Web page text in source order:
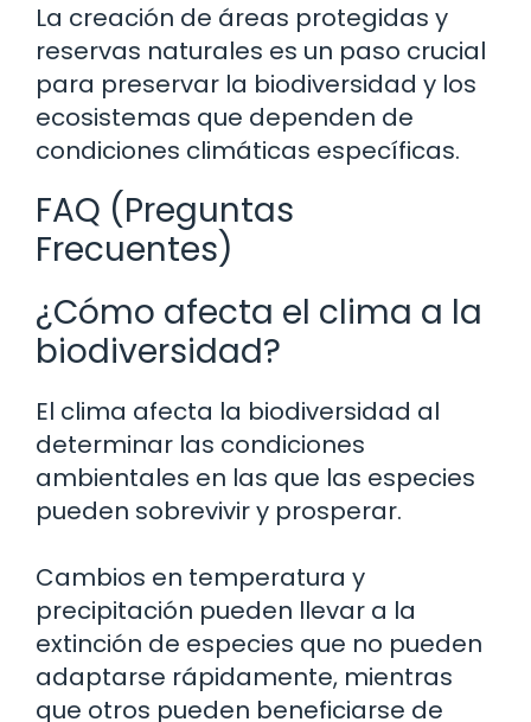
La creación de áreas protegidas y
reservas naturales es un paso crucial
para preservar la biodiversidad y los
ecosistemas que dependen de
condiciones climáticas específicas.
FAQ (Preguntas
Frecuentes)
¿Cómo afecta el clima a la
biodiversidad?
El clima afecta la biodiversidad al
determinar las condiciones
ambientales en las que las especies
pueden sobrevivir y prosperar.
Cambios en temperatura y
precipitación pueden llevar a la
extinción de especies que no pueden
adaptarse rápidamente, mientras
que otros pueden beneficiarse de